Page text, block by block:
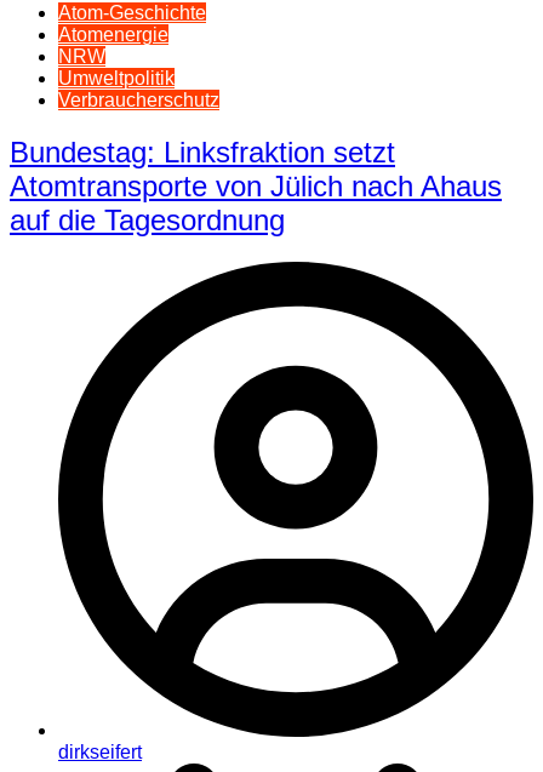
Atom-Geschichte
Atomenergie
NRW
Umweltpolitik
Verbraucherschutz
Bundestag: Linksfraktion setzt
Atomtransporte von Jülich nach Ahaus
auf die Tagesordnung
dirkseifert